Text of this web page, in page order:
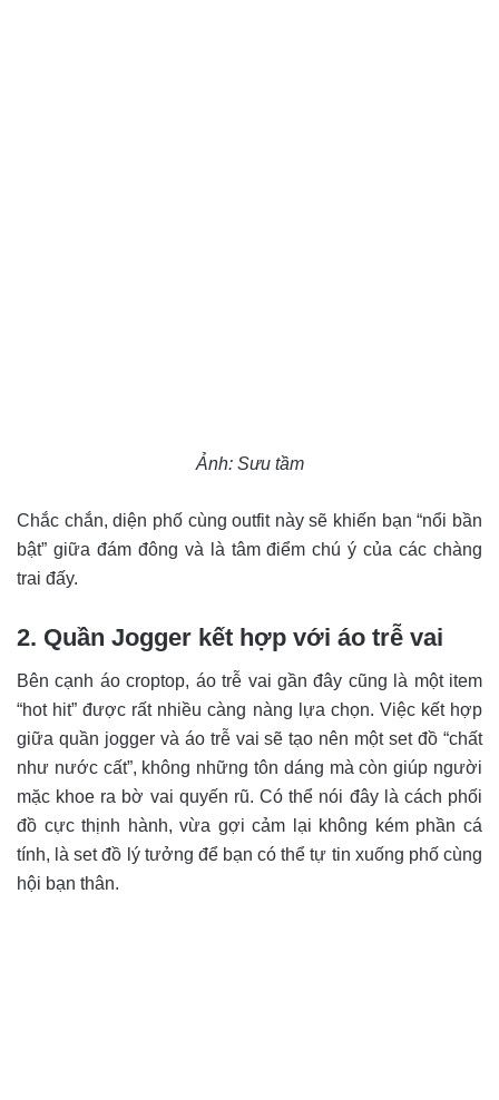
Ảnh: Sưu tầm
Chắc chắn, diện phố cùng outfit này sẽ khiến bạn “nổi bần
bật” giữa đám đông và là tâm điểm chú ý của các chàng
trai đấy.
2. Quần Jogger kết hợp với áo trễ vai
Bên cạnh áo croptop, áo trễ vai gần đây cũng là một item
“hot hit” được rất nhiều càng nàng lựa chọn. Việc kết hợp
giữa quần jogger và áo trễ vai sẽ tạo nên một set đồ “chất
như nước cất”, không những tôn dáng mà còn giúp người
mặc khoe ra bờ vai quyến rũ. Có thể nói đây là cách phối
đồ cực thịnh hành, vừa gợi cảm lại không kém phần cá
tính, là set đồ lý tưởng để bạn có thể tự tin xuống phố cùng
hội bạn thân.